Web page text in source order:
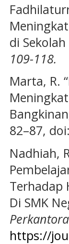
di
109-118.
Marta, R.
82–87,
Nadhiah,
Terhadap
Di SMK
https://